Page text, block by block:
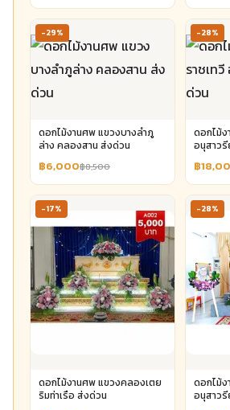
-29%
ดอกไม้งานศพ แขวงบางลำภู
ล่าง คลองสาน ส่งด่วน
฿6,000฿8,500
-28%
ดอกไม้ง
อนุสาว
฿
-17%
ดอกไม้งานศพ แขวงคลองเตย
ริมท่าเรือ ส่งด่วน
-28%
ดอกไม้ง
อนุสาว